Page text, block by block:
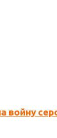
войну